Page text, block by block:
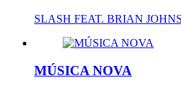
SLASH FEAT. BRIAN
MÚSICA NOVA